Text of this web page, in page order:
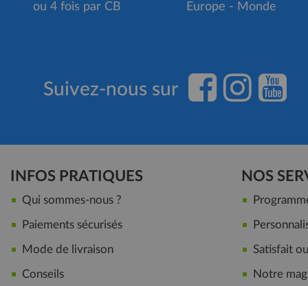
ou 4 fois par CB
Europe - Monde
Suivez-nous sur
INFOS PRATIQUES
Qui sommes-nous ?
Paiements sécurisés
Mode de livraison
Conseils
NOS
Satisfait
Notre